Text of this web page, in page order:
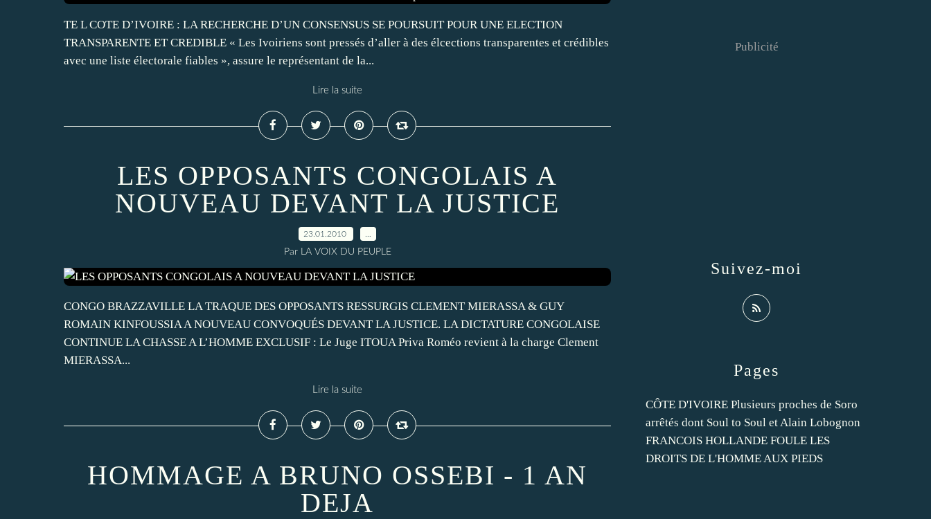
TE L COTE D’IVOIRE : LA RECHERCHE D’UN CONSENSUS SE POURSUIT POUR UNE ELECTION
TRANSPARENTE ET CREDIBLE « Les Ivoiriens sont pressés d’aller à des élcections transparentes et crédibles
avec une liste électorale fiables », assure le représentant de la...
Lire la suite
LES OPPOSANTS CONGOLAIS A
NOUVEAU DEVANT LA JUSTICE
23.01.2010
Par LA VOIX DU PEUPLE
CONGO BRAZZAVILLE LA TRAQUE DES OPPOSANTS RESSURGIS CLEMENT MIERASSA & GUY
ROMAIN KINFOUSSIA A NOUVEAU CONVOQUÉS DEVANT LA JUSTICE. LA DICTATURE CONGOLAISE
CONTINUE LA CHASSE A L’HOMME EXCLUSIF : Le Juge ITOUA Priva Roméo revient à la charge Clement
MIERASSA...
Lire la suite
HOMMAGE A BRUNO OSSEBI - 1 AN
DEJA
Pages
CÔTE D'IVOIRE Plusieurs proches de Soro
arrêtés dont Soul to Soul et Alain Lobognon
FRANCOIS HOLLANDE FOULE LES
DROITS DE L'HOMME AUX PIEDS
Suivez-moi
Publicité